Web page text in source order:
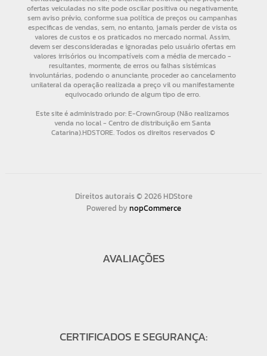
Direitos autorais © 2026 HDStore
Powered bynopCommerce
AVALIAÇÕES
CERTIFICADOS E SEGURANÇA: